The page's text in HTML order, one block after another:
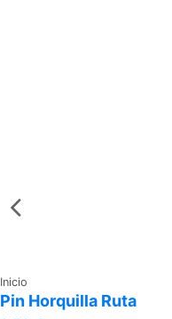
Inicio
Pin Horquilla Ruta